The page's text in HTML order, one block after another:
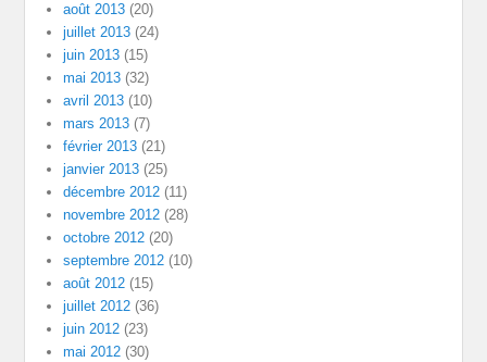
août 2013 (20)
juillet 2013 (24)
juin 2013 (15)
mai 2013 (32)
avril 2013 (10)
mars 2013 (7)
février 2013 (21)
janvier 2013 (25)
décembre 2012 (11)
novembre 2012 (28)
octobre 2012 (20)
septembre 2012 (10)
août 2012 (15)
juillet 2012 (36)
juin 2012 (23)
mai 2012 (30)